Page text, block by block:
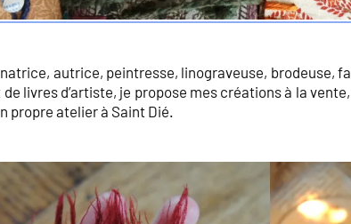
autrice, peintresse, linograveuse, brodeuse,
livres d’artiste, je propose mes créations à la
propre atelier à Saint Dié.